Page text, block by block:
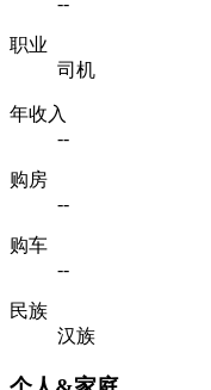
职业
司机
年收入
--
购房
--
购车
--
民族
汉族